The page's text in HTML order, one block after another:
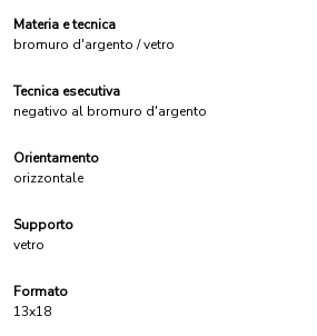
Materia e tecnica
bromuro d'argento / vetro
Tecnica esecutiva
negativo al bromuro d'argento
Orientamento
orizzontale
Supporto
vetro
Formato
13x18